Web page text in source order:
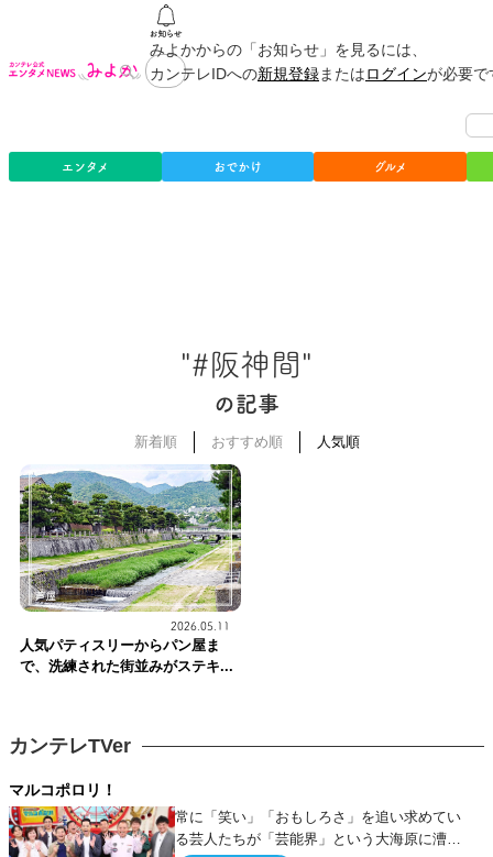
みよかからの「お知らせ」を見るには、
カンテレIDへの新規登録またはログインが必要
エンタメ おでかけ グルメ
"#阪神間"
の記事
新着順 おすすめ順 人気順
2026.05.11
人気パティスリーからパン屋ま
で、洗練された街並みがステキ...
カンテレTVer
マルコポロリ！
常に「笑い」「おもしろさ」を追い求めてい
る芸人たちが「芸能界」という大海原に漕ぎ